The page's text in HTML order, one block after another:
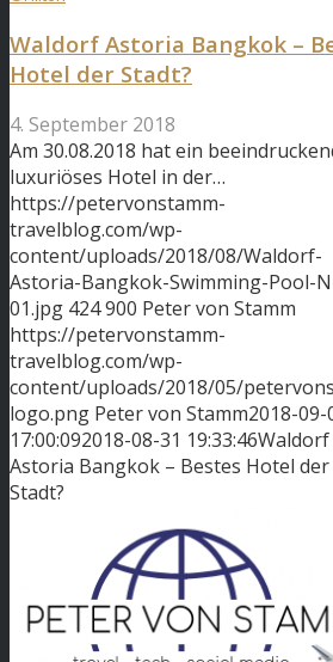
Waldorf Astoria Bangkok –
Hotel der Stadt?
4. September 2018
Am 30.08.2018 hat ein
luxuriöses Hotel in der…
https://petervonstamm-
travelblog.com/wp-
content/uploads/2018/08/Waldorf-
Astoria-Bangkok-Swimming-Pool-
01.jpg 424900 Peter von Stamm
https://petervonstamm-
travelblog.com/wp-
content/uploads/2018/05/
logo.png Peter von Stamm2018-09-
17:00:092018-08-31 19:33:46Waldorf
Astoria Bangkok – Bestes Hotel der
Stadt?